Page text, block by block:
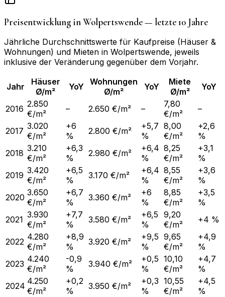
Preisentwicklung inWolpertswende— letzte 10 Jahre
Jährliche Durchschnittswerte für Kaufpreise (Häuser &
Wohnungen) und Mieten in Wolpertswende, jeweils
inklusive der Veränderung gegenüber dem Vorjahr.
Jahr
Häuser
Ø/m²
YoY
Wohnungen
Ø/m²
YoY
Miete
Ø/m²
YoY
2016 2.850
€/m²
– 2.650 €/m² –
7,80
€/m²
–
2017 3.020
€/m²
+6
%
2.800 €/m²
+5,7
%
8,00
€/m²
+2,6
%
2018 3.210
€/m²
+6,3
%
2.980 €/m²
+6,4
%
8,25
€/m²
+3,1
%
2019 3.420
€/m²
+6,5
%
3.170 €/m²
+6,4
%
8,55
€/m²
+3,6
%
2020 3.650
€/m²
+6,7
%
3.360 €/m²
+6
%
8,85
€/m²
+3,5
%
2021 3.930
€/m²
+7,7
%
3.580 €/m²
+6,5
%
9,20
€/m²
+4 %
2022 4.280
€/m²
+8,9
%
3.920 €/m²
+9,5
%
9,65
€/m²
+4,9
%
2023 4.240
€/m²
-0,9
%
3.940 €/m²
+0,5
%
10,10
€/m²
+4,7
%
2024 4.250
€/m²
+0,2
%
3.950 €/m²
+0,3
%
10,55
€/m²
+4,5
%